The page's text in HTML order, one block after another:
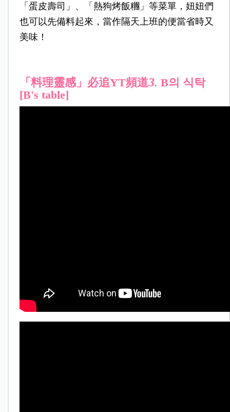
「蛋皮壽司」、「熱狗烤飯糰」等菜單，妞妞們
也可以先備料起來，當作隔天上班的便當省時又
美味！
「料理靈感」必追YT頻道3. B의 식탁
[B's table]